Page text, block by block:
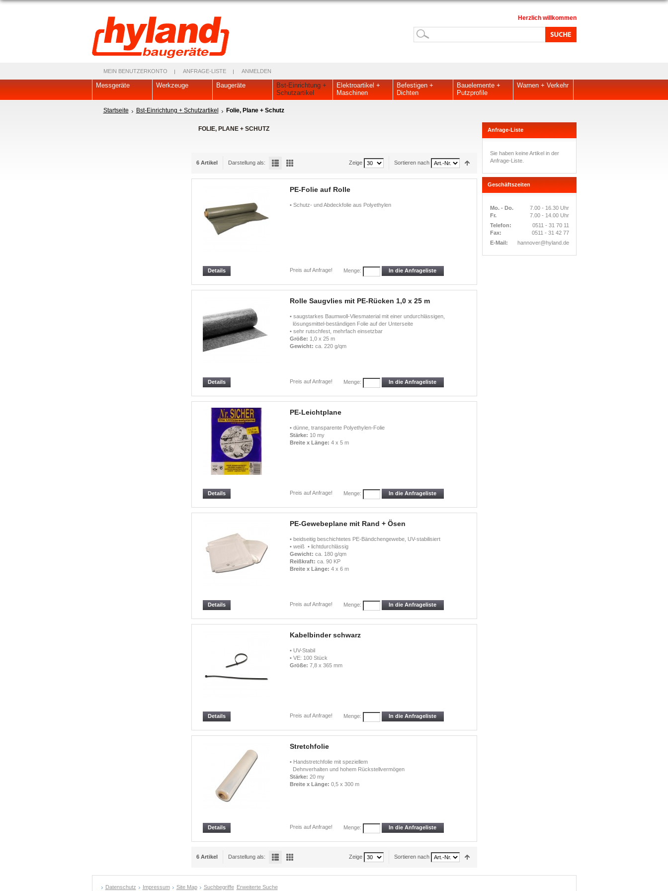
Herzlich willkommen
MEIN BENUTZERKONTO ANFRAGE-LISTE ANMELDEN
Messgeräte Werkzeuge Baugeräte
Bst-Einrichtung +
Schutzartikel
Elektroartikel +
Maschinen
Befestigen +
Dichten
Bauelemente +
Putzprofile
Warnen + Verkehr
Startseite Bst-Einrichtung + Schutzartikel Folie, Plane + Schutz
FOLIE, PLANE + SCHUTZ
6 Artikel Darstellung als: Sortieren nach
Zeige
PE-Folie auf Rolle
• Schutz- und Abdeckfolie aus Polyethylen
Preis auf Anfrage! Menge: In die Anfrageliste
Details
Rolle Saugvlies mit PE-Rücken 1,0 x 25 m
• saugstarkes Baumwoll-Vliesmaterial mit einer undurchlässigen,
lösungsmittel-beständigen Folie auf der Unterseite
• sehr rutschfest, mehrfach einsetzbar
Größe: 1,0 x 25 m
Gewicht: ca. 220 g/qm
Preis auf Anfrage! Menge: In die Anfrageliste
Details
PE-Leichtplane
• dünne, transparente Polyethylen-Folie
Stärke: 10 my
Breite x Länge: 4 x 5 m
Preis auf Anfrage! Menge: In die Anfrageliste
Details
PE-Gewebeplane mit Rand + Ösen
• beidseitig beschichtetes PE-Bändchengewebe, UV-stabilisiert
• weiß • lichtdurchlässig
Gewicht: ca. 180 g/qm
Reißkraft: ca. 90 KP
Breite x Länge: 4 x 6 m
Preis auf Anfrage! Menge: In die Anfrageliste
Details
Kabelbinder schwarz
• UV-Stabil
• VE: 100 Stück
Größe: 7,8 x 365 mm
Preis auf Anfrage! Menge: In die Anfrageliste
Details
Stretchfolie
• Handstretchfolie mit speziellem
Dehnverhalten und hohem Rückstellvermögen
Stärke: 20 my
Breite x Länge: 0,5 x 300 m
Preis auf Anfrage! Menge: In die Anfrageliste
Details
6 Artikel Darstellung als: Sortieren nach
Zeige
Anfrage-Liste
Sie haben keine Artikel in der
Anfrage-Liste.
Geschäftszeiten
Mo. - Do.
7.00 - 16.30 Uhr
Fr.
7.00 - 14.00 Uhr
Telefon:
0511 - 31 70 11
Fax:
0511 - 31 42 77
E-Mail:
hannover@hyland.de
Datenschutz Impressum Site Map Suchbegriffe Erweiterte Suche